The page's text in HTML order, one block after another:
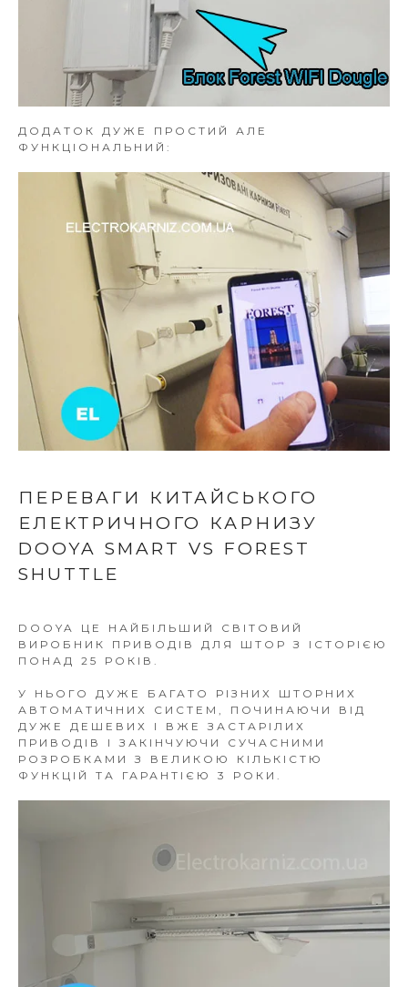
ДОДАТОК ДУЖЕ ПРОСТИЙ АЛЕ
ФУНКЦІОНАЛЬНИЙ:
ПЕРЕВАГИ КИТАЙСЬКОГО
ЕЛЕКТРИЧНОГО КАРНИЗУ
DOOYA SMART VS FOREST
SHUTTLE
DOOYA ЦЕ НАЙБІЛЬШИЙ СВІТОВИЙ
ВИРОБНИК ПРИВОДІВ ДЛЯ ШТОР З ІСТОРІЄЮ
ПОНАД 25 РОКІВ.
У НЬОГО ДУЖЕ БАГАТО РІЗНИХ ШТОРНИХ
АВТОМАТИЧНИХ СИСТЕМ, ПОЧИНАЮЧИ ВІД
ДУЖЕ ДЕШЕВИХ І ВЖЕ ЗАСТАРІЛИХ
ПРИВОДІВ І ЗАКІНЧУЮЧИ СУЧАСНИМИ
РОЗРОБКАМИ З ВЕЛИКОЮ КІЛЬКІСТЮ
ФУНКЦІЙ ТА ГАРАНТІЄЮ 3 РОКИ.